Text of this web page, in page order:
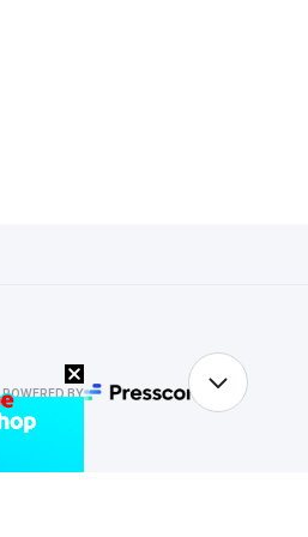
POWERED BY